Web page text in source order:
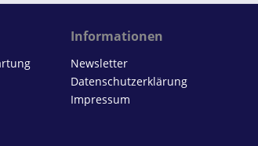
Informationen
Newsletter
Datenschutzerklärung
Impressum